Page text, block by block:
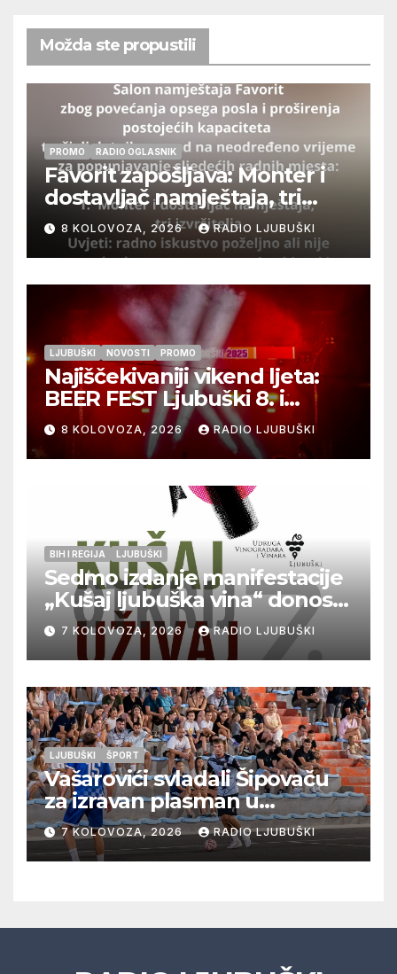
Možda ste propustili
PROMO RADIO OGLASNIK
Favorit zapošljava: Monter i
dostavljač namještaja, tri
izvršitelja
8 KOLOVOZA, 2026 RADIO LJUBUŠKI
LJUBUŠKI NOVOSTI PROMO
Najiščekivaniji vikend ljeta:
BEER FEST Ljubuški 8. i
9.kolovoza
8 KOLOVOZA, 2026 RADIO LJUBUŠKI
BIH I REGIJA LJUBUŠKI
Sedmo izdanje manifestacije
„Kušaj ljubuška vina“ donosi
vrhunska vina, gastronomiju i
glazbu
7 KOLOVOZA, 2026 RADIO LJUBUŠKI
LJUBUŠKI ŠPORT
Vašarovići svladali Šipovaču
za izravan plasman u
četvrtfinale, Grab izborio
prolazak dalje, Klobuk ispao,
večeras počinje četvrtfinale
7 KOLOVOZA, 2026 RADIO LJUBUŠKI